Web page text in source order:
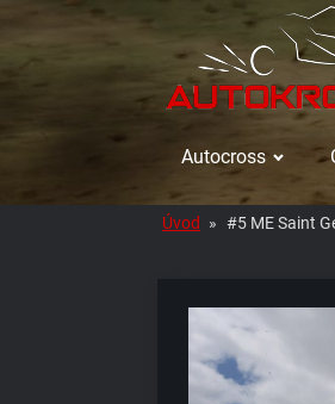
Autocross
Úvod » #5 ME Saint